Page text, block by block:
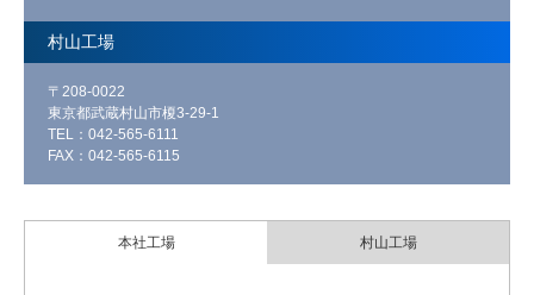
村山工場
〒208-0022
東京都武蔵村山市榎3-29-1
TEL：042-565-6111
FAX：042-565-6115
本社工場 村山工場